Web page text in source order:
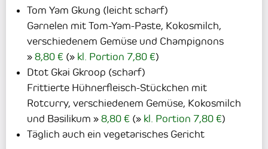
Tom Yam Gkung (leicht scharf)
Garnelen mit Tom-Yam-Paste, Kokosmilch,
verschiedenem Gemüse und Champignons
8,80 € ( kl. Portion 7,80 €)
Dtot Gkai Gkroop (scharf)
Frittierte Hühnerfleisch-Stückchen mit
Rotcurry, verschiedenem Gemüse, Kokosmilch
und Basilikum
8,80 € ( kl. Portion 7,80 €)
Täglich auch ein vegetarisches Gericht